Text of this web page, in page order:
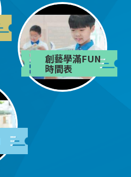
創藝學滿FUN
時間表